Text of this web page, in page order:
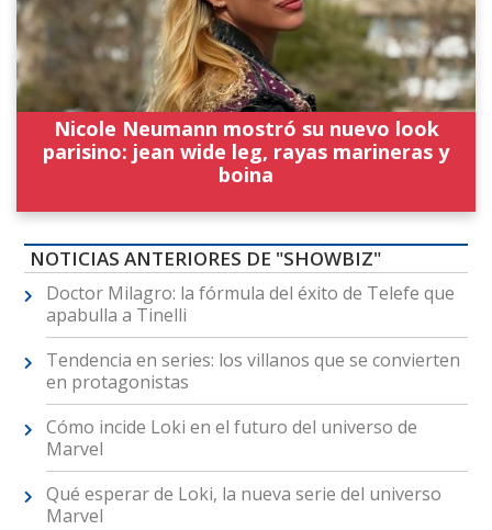
Nicole Neumann mostró su nuevo look
parisino: jean wide leg, rayas marineras y
boina
NOTICIAS ANTERIORES DE "SHOWBIZ"
Doctor Milagro: la fórmula del éxito de Telefe que
apabulla a Tinelli
Tendencia en series: los villanos que se convierten
en protagonistas
Cómo incide Loki en el futuro del universo de
Marvel
Qué esperar de Loki, la nueva serie del universo
Marvel